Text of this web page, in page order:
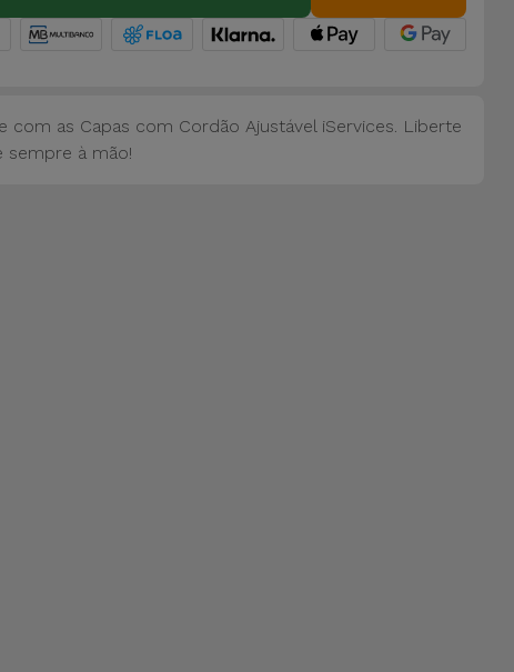
as Capas com Cordão Ajustável iServices. Liberte
sempre à mão!